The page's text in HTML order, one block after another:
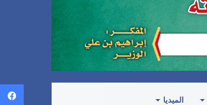
الميديا